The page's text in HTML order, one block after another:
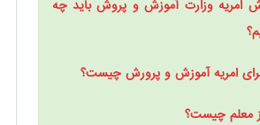
امریه وزارت آموزش و پروش باید چه
برای امریه آموزش و پرورش چیست؟
معلم چیست؟